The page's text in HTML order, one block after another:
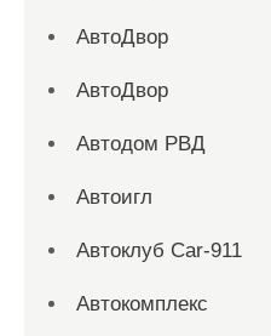
АвтоДвор
АвтоДвор
Автодом РВД
Автоигл
Автоклуб Car-911
Автокомплекс